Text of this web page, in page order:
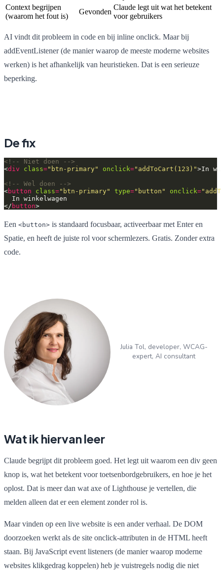
Context begrijpen
(waarom het fout is)
Gevonden
Claude legt uit wat het betekent
voor gebruikers
AI vindt dit probleem in code en bij inline onclick. Maar bij
addEventListener (de manier waarop de meeste moderne websites
werken) is het afhankelijk van heuristieken. Dat is een serieuze
beperking.
De fix
<!-- Niet doen -->
<div class="btn-primary" onclick="addToCart(123)">In
<!-- Wel doen -->
<button class="btn-primary" type="button" onclick=
</ button
Een <button> is standaard focusbaar, activeerbaar met Enter en
Spatie, en heeft de juiste rol voor schermlezers. Gratis. Zonder extra
code.
Wat ik hiervan leer
Claude begrijpt dit probleem goed. Het legt uit waarom een div geen
knop is, wat het betekent voor toetsenbordgebruikers, en hoe je het
oplost. Dat is meer dan wat axe of Lighthouse je vertellen, die
melden alleen dat er een element zonder rol is.
Maar vinden op een live website is een ander verhaal. De DOM
doorzoeken werkt als de site onclick-attributen in de HTML heeft
staan. Bij JavaScript event listeners (de manier waarop moderne
websites klikgedrag koppelen) heb je vuistregels nodig die niet
Julia Tol, developer, WCAG-
expert, AI consultant